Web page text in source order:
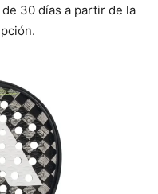
30 días a partir de la